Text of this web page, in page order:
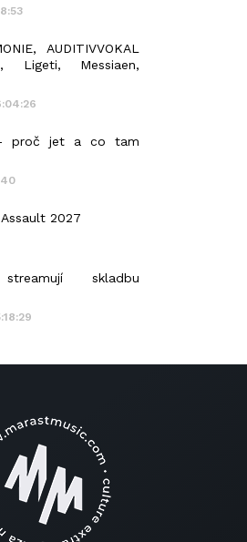
AUDITIVVOKAL
Ligeti, Messiaen,
- proč jet a co tam
2027
skladbu